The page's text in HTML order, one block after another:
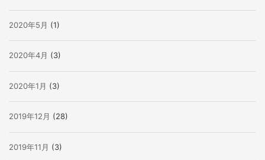
2020年5月 (1)
2020年4月 (3)
2020年1月 (3)
2019年12月 (28)
2019年11月 (3)